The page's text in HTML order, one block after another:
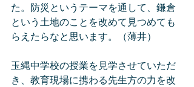
た。防災というテーマを通して、鎌倉
という土地のことを改めて見つめても
らえたらなと思います。（薄井）
玉縄中学校の授業を見学させていただ
き、教育現場に携わる先生方の力を改